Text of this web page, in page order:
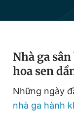
Đặt báo Quảng
Tổng biên tập:
Phó tổng biên tập
Phó tổng biên tập:
Phó tổng biên tập:
Tổng thư ký tòa
Nhà ga
hoa sen
Những ngày
nhà ga hành